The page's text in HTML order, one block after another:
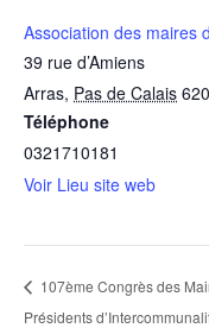
Association des maires
39 rue d’Amiens
Arras, Pas de Calais
Téléphone
0321710181
Voir Lieu site web
107ème Congrès des
Présidents